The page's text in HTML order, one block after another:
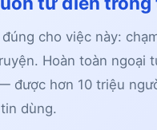
cho việc này:
Hoàn toàn ngoại
được hơn 10 triệu
dùng.